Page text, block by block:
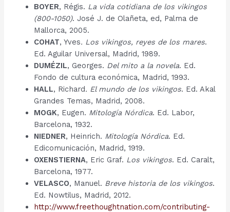
BOYER, Régis. La vida cotidiana de los vikingos
(800-1050). José J. de Olañeta, ed, Palma de
Mallorca, 2005.
COHAT, Yves. Los vikingos, reyes de los mares.
Ed. Aguilar Universal, Madrid, 1989.
DUMÉZIL, Georges. Del mito a la novela. Ed.
Fondo de cultura económica, Madrid, 1993.
HALL, Richard. El mundo de los vikingos. Ed. Akal
Grandes Temas, Madrid, 2008.
MOGK, Eugen. Mitología Nórdica. Ed. Labor,
Barcelona, 1932.
NIEDNER, Heinrich. Mitología Nórdica. Ed.
Edicomunicación, Madrid, 1919.
OXENSTIERNA, Eric Graf. Los vikingos. Ed. Caralt,
Barcelona, 1977.
VELASCO, Manuel. Breve historia de los vikingos.
Ed. Nowtilus, Madrid, 2012.
http://www.freethoughtnation.com/contributing-